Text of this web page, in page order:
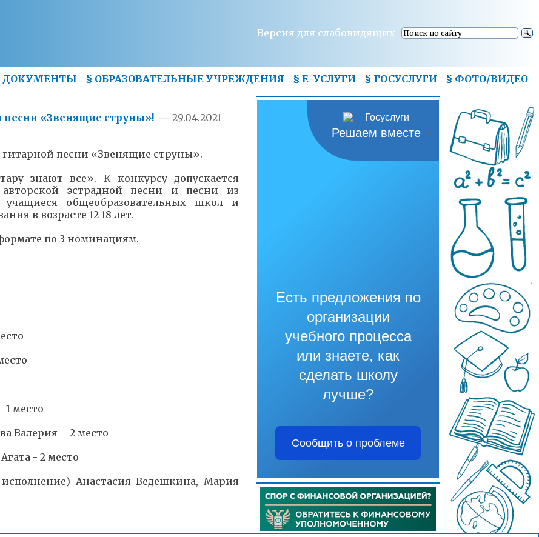
Версия для слабовидящих
ДОКУМЕНТЫ § ОБРАЗОВАТЕЛЬНЫЕ УЧРЕЖДЕНИЯ § Е-УСЛУГИ § ГОСУСЛУГИ § ФОТО/ВИДЕО
песни «Звенящие струны»! — 29.04.2021
гитарной песни «Звенящие струны».
знают все». К конкурсу допускается
эстрадной песни и песни из
учащиеся общеобразовательных школ и
в возрасте 12-18 лет.
по 3 номинациям.
место
Валерия – 2 место
- 2 место
Анастасия Ведешкина, Мария
Решаем вместе
Есть предложения по
организации
учебного процесса
или знаете, как
сделать школу
лучше?
Сообщить о проблеме